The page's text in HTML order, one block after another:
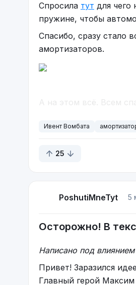
Спросила тут для чего
пружине, чтобы
Спасибо, сразу стало
амортизаторов.
А на этом всё. Всем
Ивент Вомбата
25
PoshutiMneTyt 5
Осторожно! В
Написано под
Привет! Заразился
Главный герой Максим